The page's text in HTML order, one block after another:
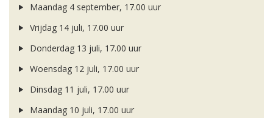
Maandag 4 september, 17.00 uur
Vrijdag 14 juli, 17.00 uur
Donderdag 13 juli, 17.00 uur
Woensdag 12 juli, 17.00 uur
Dinsdag 11 juli, 17.00 uur
Maandag 10 juli, 17.00 uur